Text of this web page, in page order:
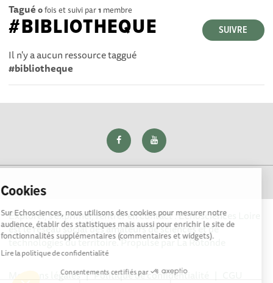
Cookies
Sur Echosciences, nous utilisons des cookies pour mesurer notre
audience, établir des statistiques mais aussi pour enrichir le site de
fonctionnalités supplémentaires (commentaires et widgets).
Lire la politique de confidentialité
Consentements certifiés par
Tagué 0fois et suivi par1 membre
SUIVRE
#BIBLIOTHEQUE
Il n'y a aucun ressource taggué
#bibliotheque
Explorer, s’exprimer, rentrer en contact : Echosciences Loire
est le réseau social des amateurs de sciences et de
technologies du territoire. Propulsé parLa Rotonde
Mentions légales|Politique de confidentialité